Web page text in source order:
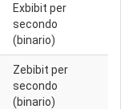
Exbibit per
secondo
(binario)
Zebibit per
secondo
(binario)